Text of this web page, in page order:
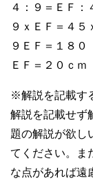
４：９＝ＥＦ：
９ｘＥＦ＝４５
９ＥＦ＝１８０
ＥＦ＝２０ｃｍ
※解説を記載す
解説を記載せず
題の解説が欲し
てください。ま
な点があれば遠